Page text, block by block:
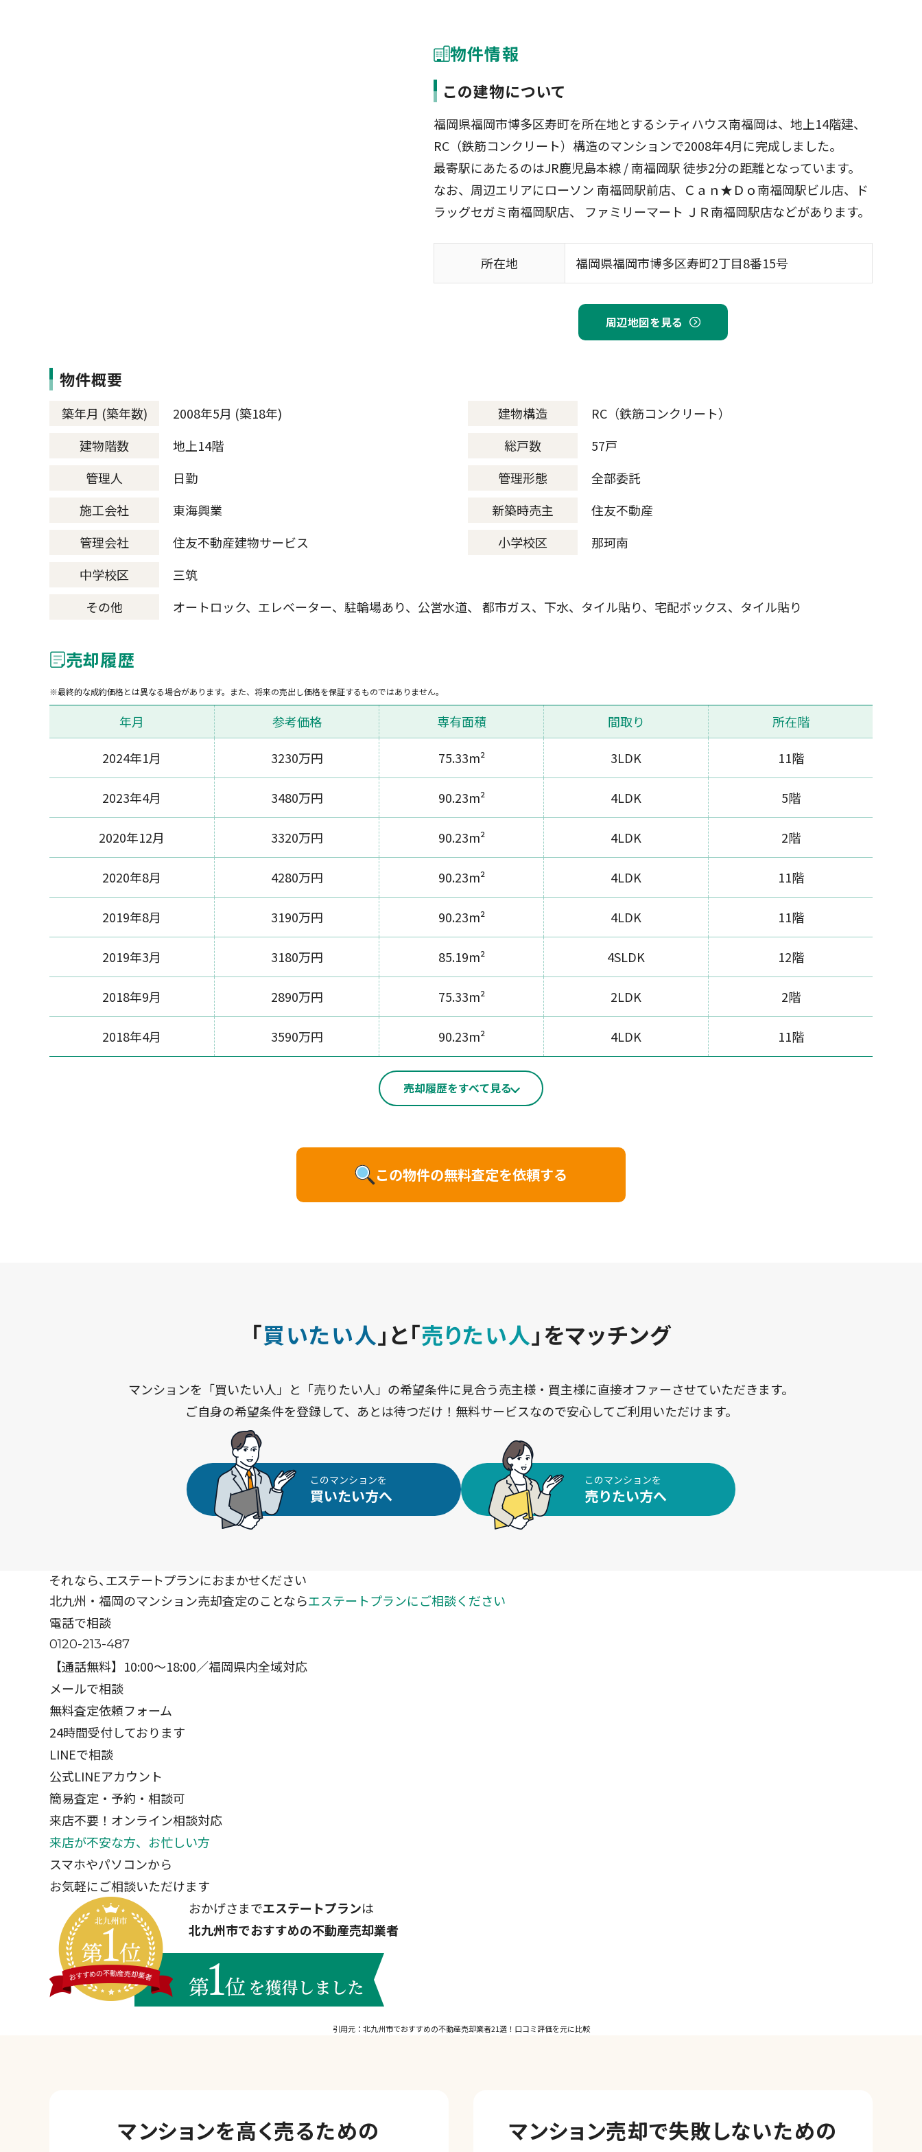
物件情報
この建物について
福岡県福岡市博多区寿町を所在地とするシティハウス南福岡は、地上14階建、
RC（鉄筋コンクリート）構造のマンションで2008年4月に完成しました。
最寄駅にあたるのはJR鹿児島本線 / 南福岡駅 徒歩2分の距離となっています。
なお、周辺エリアにローソン 南福岡駅前店、Ｃａｎ★Ｄｏ南福岡駅ビル店、ド
ラッグセガミ南福岡駅店、 ファミリーマート ＪＲ南福岡駅店などがあります。
所在地 福岡県福岡市博多区寿町2丁目8番15号
周辺地図を見る
物件概要
築年月 (築年数) 2008年5月 (築18年) 建物構造
RC（鉄筋コンクリート）
建物階数
地上14階 総戸数
57戸
管理人
日勤 管理形態
全部委託
施工会社
東海興業 新築時売主
住友不動産
管理会社
住友不動産建物サービス 小学校区
那珂南
中学校区
三筑
その他
オートロック、エレベーター、駐輪場あり、公営水道、 都市ガス、下水、タイル貼り、宅配ボックス、タイル貼り
売却履歴
最終的な成約価格とは異なる場合があります。また、将来の売出し価格を保証するものではありません。
年月 参考価格 専有面積 間取り 所在階
2024年1月 3230万円 75.33m² 3LDK 11階
2023年4月 3480万円 90.23m² 4LDK 5階
2020年12月 3320万円 90.23m² 4LDK 2階
2020年8月 4280万円 90.23m² 4LDK 11階
2019年8月 3190万円 90.23m² 4LDK 11階
2019年3月 3180万円 85.19m² 4SLDK 12階
2018年9月 2890万円 75.33m² 2LDK 2階
2018年4月 3590万円 90.23m² 4LDK 11階
売却履歴をすべて見る
この物件の無料査定を依頼する
「買いたい人 」と「売りたい人 」をマッチング
マンションを「買いたい人」と「売りたい人」の希望条件に見合う売主様・買主様に直接オファーさせていただきます。
ご自身の希望条件を登録して、あとは待つだけ！無料サービスなので安心してご利用いただけます。
このマンションを
買いたい方へ
このマンションを
売りたい方へ
それなら、 エステートプランにおまかせください
北九州・福岡のマンション売却査定のことならエステートプランにご相談ください
電話で相談
0120-213-487
【通話無料】10:00〜18:00／福岡県内全域対応
メールで相談
無料査定依頼フォーム
24時間受付しております
LINEで相談
公式LINEアカウント
簡易査定・予約・相談可
来店不要！オンライン相談対応
来店が不安な方、お忙しい方
スマホやパソコンから
お気軽にご相談いただけます
おかげさまでエステートプランは
北九州市でおすすめの不動産売却業者
引用元：北九州市でおすすめの不動産売却業者21選！口コミ評価を元に比較
マンションを高く売るための
マンション売却で失敗しないための